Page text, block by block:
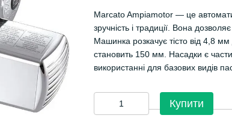
Marcato Ampiamotor — це
зручність і традиції. Вона
Машинка розкачує тісто від 4,8
становить 150 мм. Насадки є
використанні для базових видів
Купити